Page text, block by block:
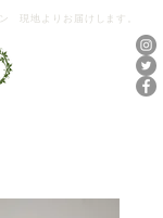
現地よりお届けします。